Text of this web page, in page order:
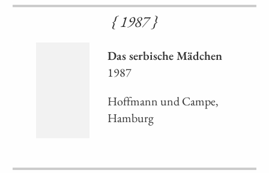
{ 1987 }
Das serbische Mädchen
1987
Hoffmann und Campe,
Hamburg